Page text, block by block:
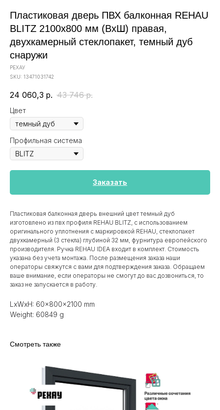
Пластиковая дверь ПВХ балконная REHAU
BLITZ 2100х800 мм (ВхШ) правая,
двухкамерный стеклопакет, темный дуб
снаружи
РЕХАУ
SKU: 13471031742
24 060,3 р. 43 746 р.
Цвет
Профильная система
Заказать
Пластиковая балконная дверь внешний цвет темный дуб
изготовлено из пвх профиля REHAU BLITZ, с использованием
оригинального уплотнения с маркировкой REHAU, стеклопакет
двухкамерный (3 стекла) глубиной 32 мм, фурнитура европейского
производителя. Ручка REHAU IDEA входит в комплект. Стоимость
указана без учета монтажа. После размещения заказа наши
операторы свяжутся с вами для подтверждения заказа. Обращаем
ваше внимание, если операторы не смогут до вас дозвониться, то
заказ не запускается в работу.
LxWxH: 60x800x2100 mm
Weight: 60849 g
Смотреть также